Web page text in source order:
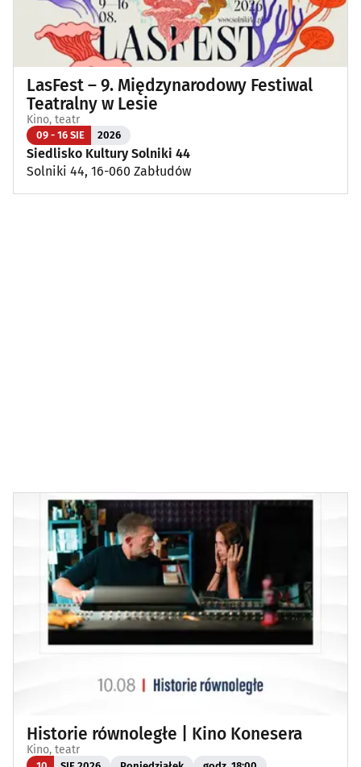
LasFest – 9. Międzynarodowy Festiwal
Teatralny w Lesie
Kino, teatr
09 - 16 SIE 2026
Siedlisko Kultury Solniki 44
Solniki 44, 16-060 Zabłudów
Historie równoległe | Kino Konesera
Kino, teatr